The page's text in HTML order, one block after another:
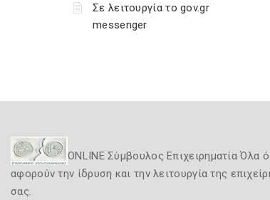
Σε λειτουργία το gov.gr
messenger
ONLINE Σύμβουλος Επιχειρηματία Όλα
αφορούν την ίδρυση και την λειτουργία της
σας.